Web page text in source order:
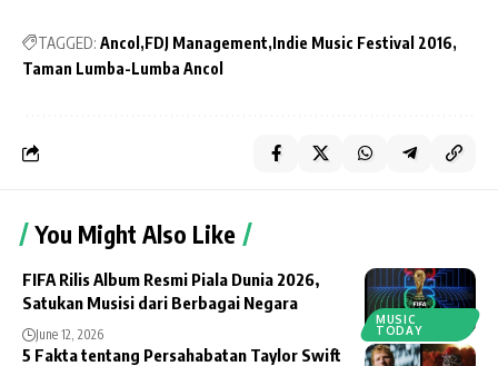
TAGGED: Ancol FDJ Management Indie Music Festival 2016
Taman Lumba-Lumba Ancol
You Might Also Like
MUSIC
TODAY
FIFA Rilis Album Resmi Piala Dunia 2026,
Satukan Musisi dari Berbagai Negara
June 12, 2026
5 Fakta tentang Persahabatan Taylor Swift